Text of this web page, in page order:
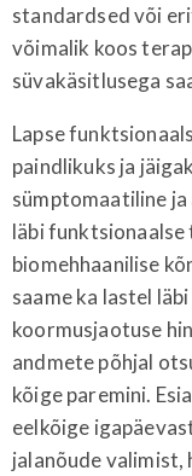
standardsed või
võimalik koos
süvakäsitlusega
Lapse
paindlikuks ja
sümptomaatiline
läbi funktsionaalse
biomehhaanilise
saame ka lastel
koormusjaotuse
andmete põhjal
kõige paremini.
eelkõige
jalanõude